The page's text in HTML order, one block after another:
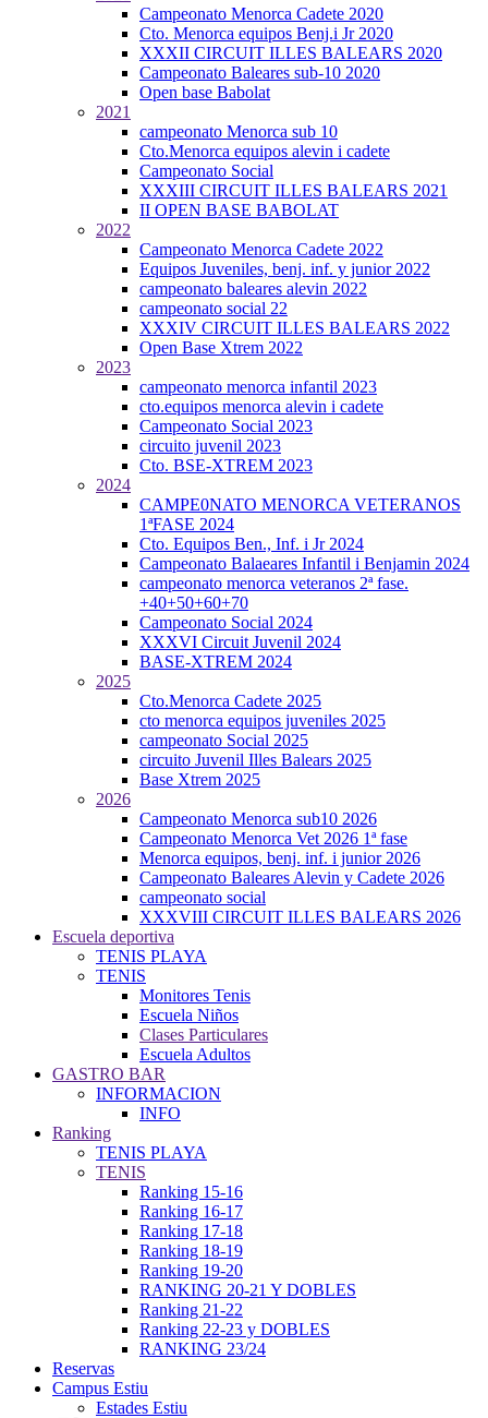
Campeonato Menorca Cadete 2020
Cto. Menorca equipos Benj.i Jr 2020
XXXII CIRCUIT ILLES BALEARS 2020
Campeonato Baleares sub-10 2020
Open base Babolat
2021
campeonato Menorca sub 10
Cto.Menorca equipos alevin i cadete
Campeonato Social
XXXIII CIRCUIT ILLES BALEARS 2021
II OPEN BASE BABOLAT
2022
Campeonato Menorca Cadete 2022
Equipos Juveniles, benj. inf. y junior 2022
campeonato baleares alevin 2022
campeonato social 22
XXXIV CIRCUIT ILLES BALEARS 2022
Open Base Xtrem 2022
2023
campeonato menorca infantil 2023
cto.equipos menorca alevin i cadete
Campeonato Social 2023
circuito juvenil 2023
Cto. BSE-XTREM 2023
2024
CAMPE0NATO MENORCA VETERANOS
1ªFASE 2024
Cto. Equipos Ben., Inf. i Jr 2024
Campeonato Balaeares Infantil i Benjamin 2024
campeonato menorca veteranos 2ª fase.
+40+50+60+70
Campeonato Social 2024
XXXVI Circuit Juvenil 2024
BASE-XTREM 2024
2025
Cto.Menorca Cadete 2025
cto menorca equipos juveniles 2025
campeonato Social 2025
circuito Juvenil Illes Balears 2025
Base Xtrem 2025
2026
Campeonato Menorca sub10 2026
Campeonato Menorca Vet 2026 1ª fase
Menorca equipos, benj. inf. i junior 2026
Campeonato Baleares Alevin y Cadete 2026
campeonato social
XXXVIII CIRCUIT ILLES BALEARS 2026
Escuela deportiva
TENIS PLAYA
TENIS
Monitores Tenis
Escuela Niños
Clases Particulares
Escuela Adultos
GASTRO BAR
INFORMACION
INFO
Ranking
TENIS PLAYA
TENIS
Ranking 15-16
Ranking 16-17
Ranking 17-18
Ranking 18-19
Ranking 19-20
RANKING 20-21 Y DOBLES
Ranking 21-22
Ranking 22-23 y DOBLES
RANKING 23/24
Reservas
Campus Estiu
Estades Estiu